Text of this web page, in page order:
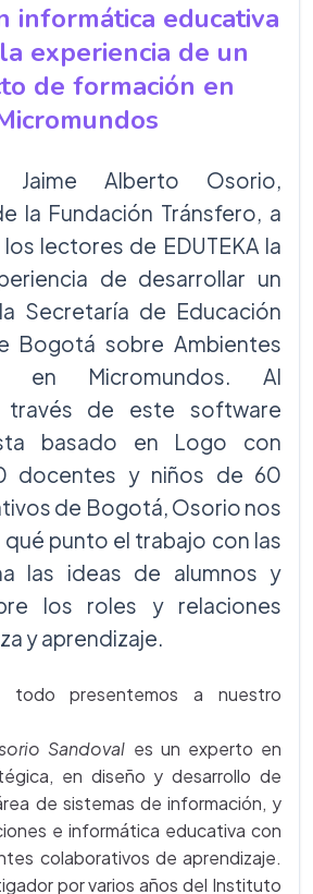
informática educativa
experiencia de un
de formación en
Jaime Alberto Osorio,
la Fundación Tránsfero, a
lectores de EDUTEKA la
de desarrollar un
Secretaría de Educación
Bogotá sobre Ambientes
en Micromundos. Al
través de este software
basado en Logo con
docentes y niños de 60
de Bogotá, Osorio nos
punto el trabajo con las
las ideas de alumnos y
los roles y relaciones
y aprendizaje.
todo presentemos a nuestro
Sandoval es un experto en
en diseño y desarrollo de
de sistemas de información, y
e informática educativa con
colaborativos de aprendizaje.
por varios años del Instituto